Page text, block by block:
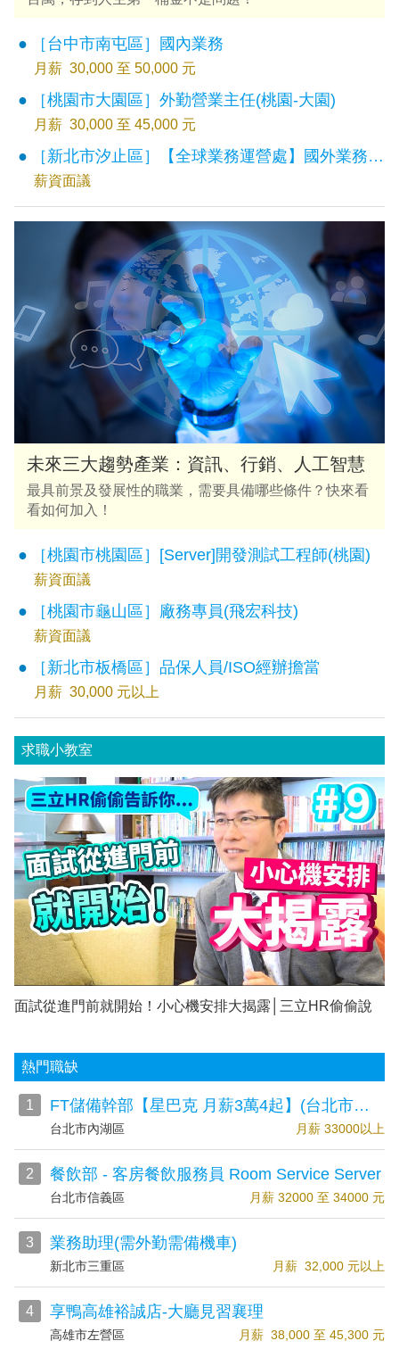
［台中市南屯區］國內業務
月薪 30,000 至 50,000 元
［桃園市大園區］外勤營業主任(桃園-大園)
月薪 30,000 至 45,000 元
［新北市汐止區］【全球業務運營處】國外業務專員
薪資面議
未來三大趨勢產業：資訊、行銷、人工智慧
最具前景及發展性的職業，需要具備哪些條件？快來看
看如何加入！
［桃園市桃園區］[Server]開發測試工程師(桃園)
薪資面議
［桃園市龜山區］廠務專員(飛宏科技)
薪資面議
［新北市板橋區］品保人員/ISO經辦擔當
月薪 30,000 元以上
求職小教室
面試從進門前就開始！小心機安排大揭露│三立HR偷偷說
熱門職缺
1 FT儲備幹部【星巴克 月薪3萬4起】(台北市內湖區/東湖)
台北市內湖區 月薪 33000以上
2 餐飲部 - 客房餐飲服務員 Room Service Server
台北市信義區 月薪 32000 至 34000 元
3 業務助理(需外勤需備機車)
新北市三重區 月薪 32,000 元以上
4 享鴨高雄裕誠店-大廳見習襄理
高雄市左營區 月薪 38,000 至 45,300 元